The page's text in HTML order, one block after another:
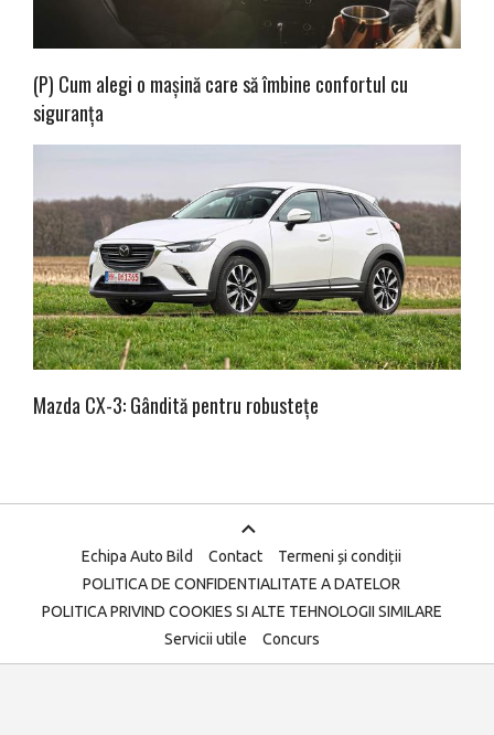
(P) Cum alegi o mașină care să îmbine confortul cu
siguranța
Mazda CX-3: Gândită pentru robustețe
Echipa Auto Bild Contact
Termeni și condiții
POLITICA DE CONFIDENTIALITATE A DATELOR
POLITICA PRIVIND COOKIES SI ALTE TEHNOLOGII SIMILARE
Servicii utile
Concurs